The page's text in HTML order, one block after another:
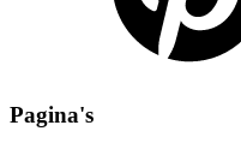
Pagina's